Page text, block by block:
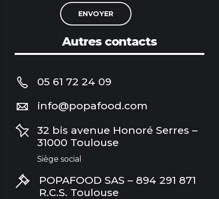
Autres contacts
05 61 72 24 09
info@popafood.com
32 bis avenue Honoré Serres –
31000 Toulouse
Siège social
POPAFOOD SAS – 894 291 871
R.C.S. Toulouse